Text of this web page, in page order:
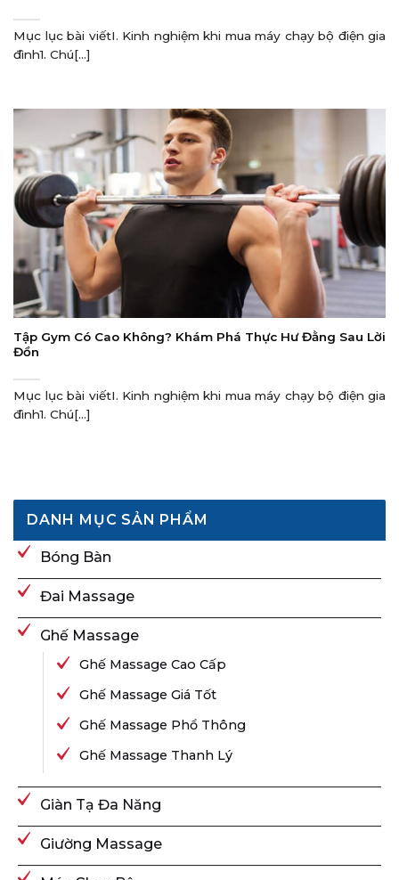
Mục lục bài viếtI. Kinh nghiệm khi mua máy chạy bộ điện gia
đình1. Chú[...]
Tập Gym Có Cao Không? Khám Phá Thực Hư Đằng Sau Lời
Đồn
Mục lục bài viếtI. Kinh nghiệm khi mua máy chạy bộ điện gia
đình1. Chú[...]
DANH MỤC SẢN PHẨM
Bóng Bàn
Đai Massage
Ghế Massage
Ghế Massage Cao Cấp
Ghế Massage Giá Tốt
Ghế Massage Phổ Thông
Ghế Massage Thanh Lý
Giàn Tạ Đa Năng
Giường Massage